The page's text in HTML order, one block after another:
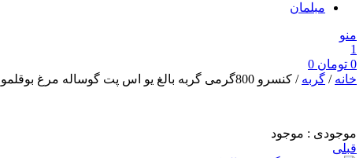
مبلمان
منو
1
0 تومان
خانه / گربه / کنسرو 800گرمی گربه بالغ یو اس پت گوساله مرغ بوقلمو
موجودی : موجود
قبلی